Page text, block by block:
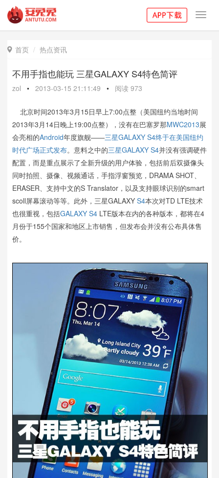
 首页 热点资讯
不用手指也能玩 三星GALAXY S4特色简评
zol • 2013-03-15 21:11:49 • 阅读 973
北京时间2013年3月15日早上7:00点整（美国纽约当地时间
2013年3月14日晚上19:00点整），没有在巴塞罗那MWC2013展
会亮相的Android年度旗舰——三星GALAXY S4终于在美国纽约
时代广场正式发布。意料之中的三星GALAXY S4并没有强调硬件
配置，而是重点展示了全新升级的用户体验，包括前后双摄像头
同时拍照、摄像、视频通话，手指浮窗预览，DRAMA SHOT、
ERASER、支持中文的S Translator，以及支持眼球识别的smart
scoll屏幕滚动等等。此外，三星GALAXY S4本次对TD LTE技术
也很重视，包括GALAXY S4 LTE版本在内的各种版本，都将在4
月份于155个国家和地区上市销售，但发布会并没有公布具体售
价。